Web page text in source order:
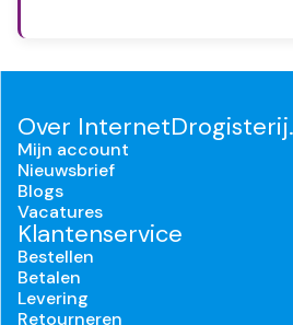
Over
Mijn account
Nieuwsbrief
Blogs
Vacatures
Klantenservice
Bestellen
Betalen
Levering
Retourneren